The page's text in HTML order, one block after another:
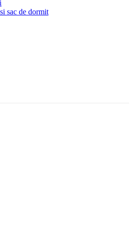
sac de dormit